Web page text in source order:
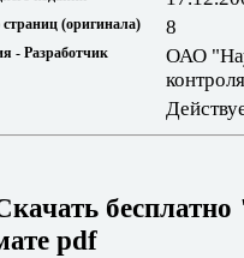
страниц (оригинала) 8
- Разработчик
ОАО
pdf